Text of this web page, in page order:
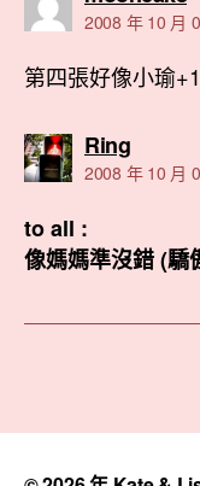
2008 年 10 月
第四張好像小瑜+1
Ring表
示:
2008 年 10 月
to all :
像媽媽準沒錯 (驕